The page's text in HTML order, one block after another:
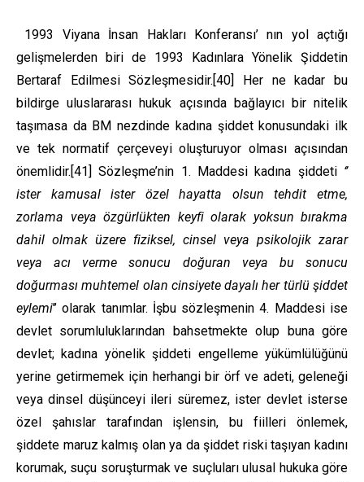
1993 Viyana İnsan Hakları Konferansı’ nın yol açtığı
gelişmelerden biri de 1993 Kadınlara Yönelik Şiddetin
Bertaraf Edilmesi Sözleşmesidir.[40]
Her ne kadar bu
bildirge uluslararası hukuk açısında bağlayıcı bir nitelik
taşımasa da BM nezdinde kadına şiddet konusundaki ilk
ve tek normatif çerçeveyi oluşturuyor olması açısından
önemlidir.[41] Sözleşme’nin 1. Maddesi kadına şiddeti ‘’
ister kamusal ister özel hayatta olsun tehdit etme,
zorlama veya özgürlükten keyfi olarak yoksun bırakma
dahil olmak üzere fiziksel, cinsel veya psikolojik zarar
veya acı verme sonucu doğuran veya bu sonucu
doğurması muhtemel olan cinsiyete dayalı her türlü şiddet
eylemi’’ olarak tanımlar. İşbu sözleşmenin 4. Maddesi ise
devlet sorumluluklarından bahsetmekte olup buna göre
devlet; kadına yönelik şiddeti engelleme yükümlülüğünü
yerine getirmemek için herhangi bir örf ve adeti, geleneği
veya dinsel düşünceyi ileri süremez, ister devlet isterse
özel şahıslar tarafından işlensin, bu fiilleri önlemek,
şiddete maruz kalmış olan ya da şiddet riski taşıyan kadını
korumak, suçu soruşturmak ve suçluları ulusal hukuka göre